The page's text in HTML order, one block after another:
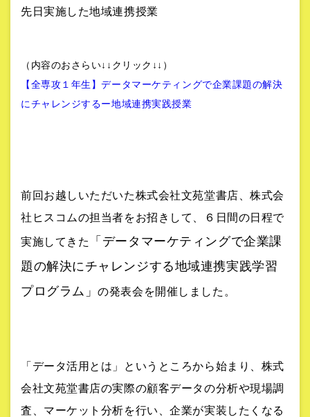
先日実施した地域連携授業
（内容のおさらい↓↓クリック↓↓）
【全専攻１年生】データマーケティングで企業課題の解決
にチャレンジするー地域連携実践授業
前回お越しいただいた株式会社文苑堂書店、株式会
社ヒスコムの担当者をお招きして、６日間の日程で
実施してきた
「データマーケティングで企業課
題の解決にチャレンジする地域連携実践学習
プログラム」の発表会を開催しました。
「データ活用とは」というところから始まり、株式
会社文苑堂書店の実際の顧客データの分析や現場調
査、マーケット分析を行い、企業が実装したくなる